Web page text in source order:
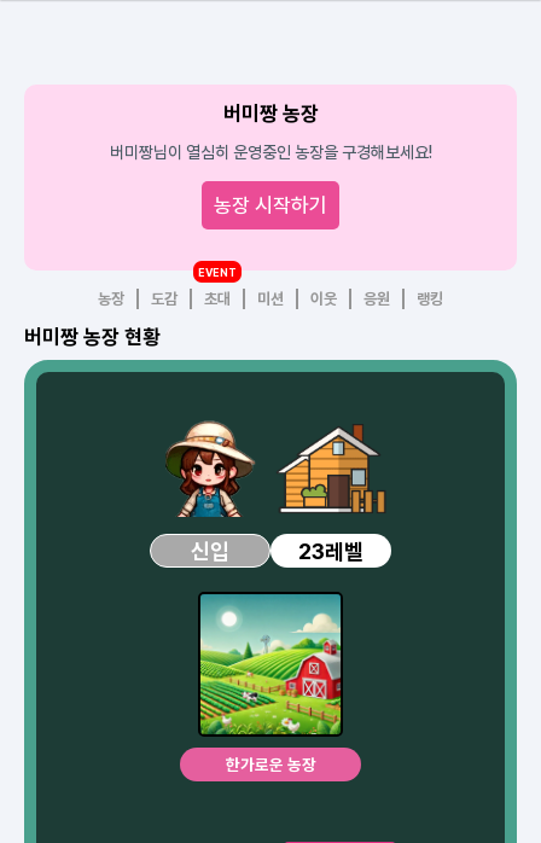
버미짱 농장
버미짱님이 열심히 운영중인 농장을 구경해보세요!
농장 시작하기
농장 도감 초대
EVENT
미션 이웃 응원 랭킹
버미짱 농장 현황
신입 23레벨
한가로운 농장